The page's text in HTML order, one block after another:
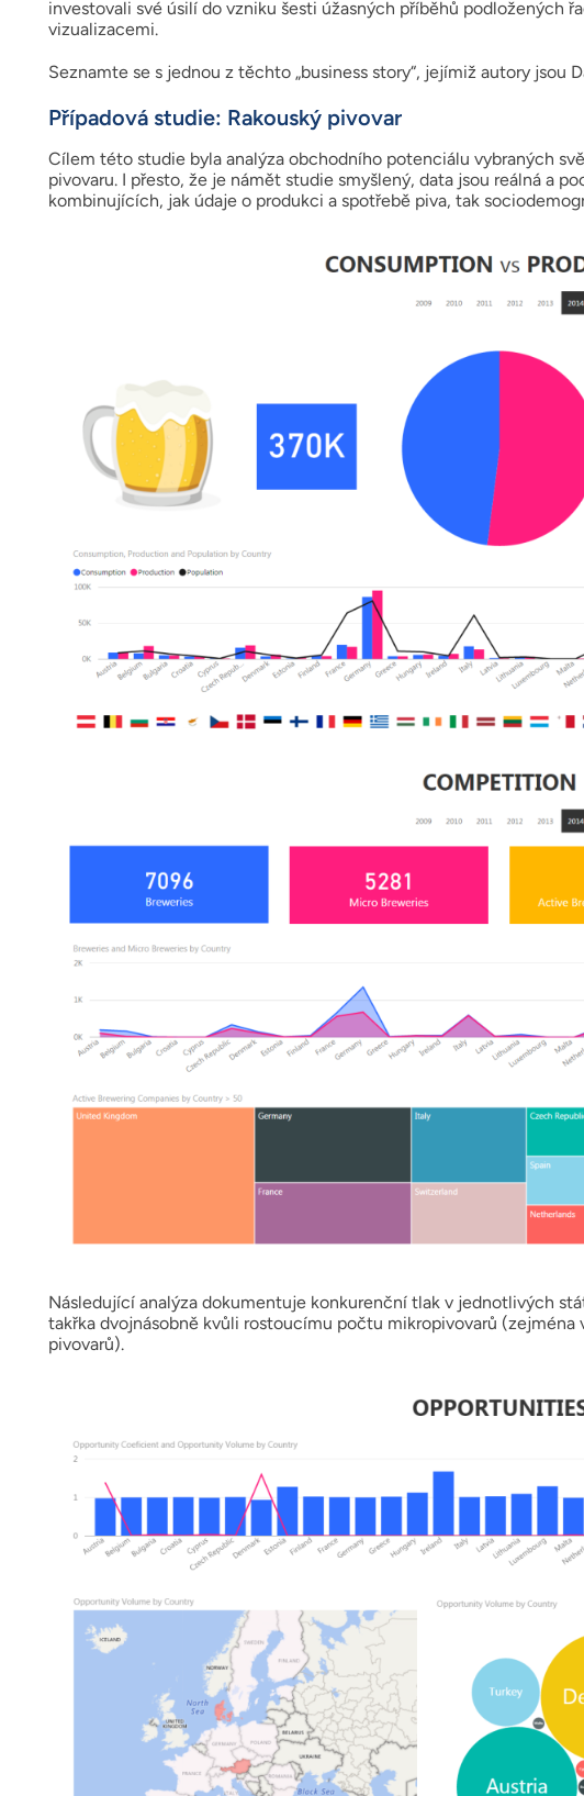
investovali své úsilí do vzniku šesti úžasných příběhů podložených
vizualizacemi.
Seznamte se s jednou z těchto „business story“, jejímiž autory jsou
Případová studie: Rakouský pivovar
Cílem této studie byla analýza obchodního potenciálu vybraných
pivovaru. I přesto, že je námět studie smyšlený, data jsou reálná a
kombinujících, jak údaje o produkci a spotřebě piva, tak
Následující analýza dokumentuje konkurenční tlak v jednotlivých
takřka dvojnásobně kvůli rostoucímu počtu mikropivovarů
pivovarů).